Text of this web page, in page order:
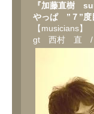
『加藤直樹
やっぱ ”７”度
【musicians】
gt 西村 直 /